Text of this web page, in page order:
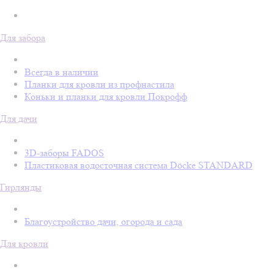
Для забора
Всегда в наличии
Планки для кровли из профнастила
Коньки и планки для кровли Покрофф
Для дачи
3D-заборы FADOS
Пластиковая водосточная система Döcke STANDARD
Гирлянды
Благоустройство дачи, огорода и сада
Для кровли